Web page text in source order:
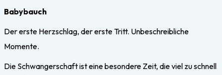
Babybauch
Der erste Herzschlag, der erste Tritt. Unbeschreibliche
Momente.
Die Schwangerschaft ist eine besondere Zeit, die viel zu schnell